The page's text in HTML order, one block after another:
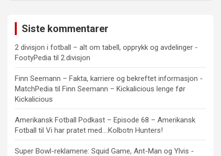
Siste kommentarer
2 divisjon i fotball – alt om tabell, opprykk og avdelinger -
FootyPedia til 2.divisjon
Finn Seemann – Fakta, karriere og bekreftet informasjon -
MatchPedia til Finn Seemann – Kickalicious lenge før
Kickalicious
Amerikansk Fotball Podkast – Episode 68 – Amerikansk
Fotball til Vi har pratet med….Kolbotn Hunters!
Super Bowl-reklamene: Squid Game, Ant-Man og Ylvis -